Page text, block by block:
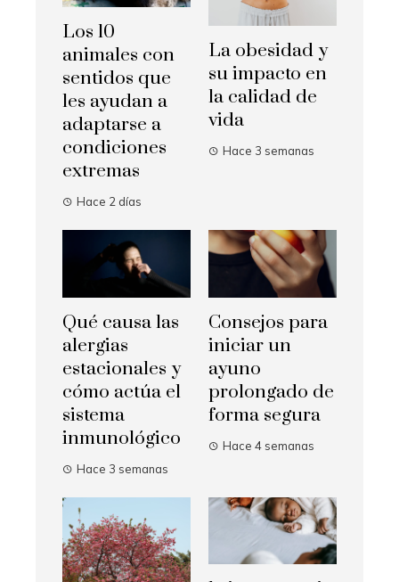
Los 10
animales con
sentidos que
les ayudan a
adaptarse a
condiciones
extremas
Hace 2 días
La obesidad y
su impacto en
la calidad de
vida
Hace 3 semanas
Qué causa las
alergias
estacionales y
cómo actúa el
sistema
inmunológico
Hace 3 semanas
Consejos para
iniciar un
ayuno
prolongado de
forma segura
Hace 4 semanas